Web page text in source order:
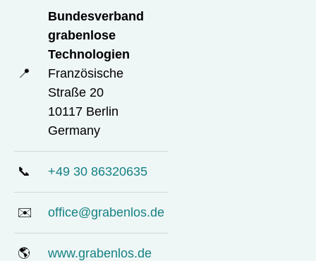
📍
Bundesverband
grabenlose
Technologien
Französische
Straße 20
10117 Berlin
Germany
📞 +49 30 86320635
✉️ office@grabenlos.de
🌎 www.grabenlos.de